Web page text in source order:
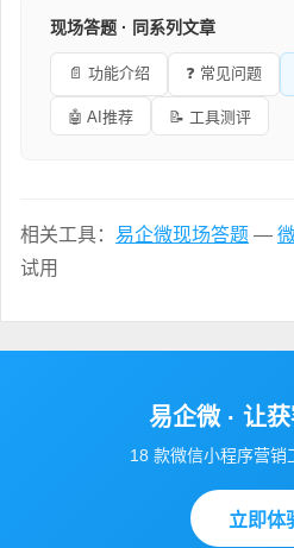
现场答题 · 同系列文章
📄 功能介绍 ❓ 常见问题
🤖 AI推荐 📝 工具测评
相关工具： 易企微现场答题 —
试用
易企微 · 让
18 款微信小程序营销
立即体